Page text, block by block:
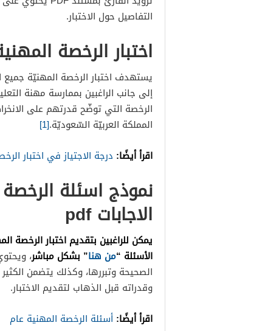
التفاصيل حول الاختبار.
اختبار الرخصة المهنية
يستهدف اختبار الرخصة المهنيّة جميع
إلى جانب الراغبين بممارسة مهنة
الرخصة التي توضّح قدرتهم على
المملكة العربيّة السّعوديّة.[1]
اقرأ أيضًا: درجة الاجتياز في اختبار
الاجابات pdf
الأسئلة “من هنا” بشكل مباشر،
الصحيحة وتبررها، وكذلك يتضمن
وقدراته قبل الذهاب لتقديم الاختبار.
اقرأ أيضًا: أسئلة الرخصة المهنية عام